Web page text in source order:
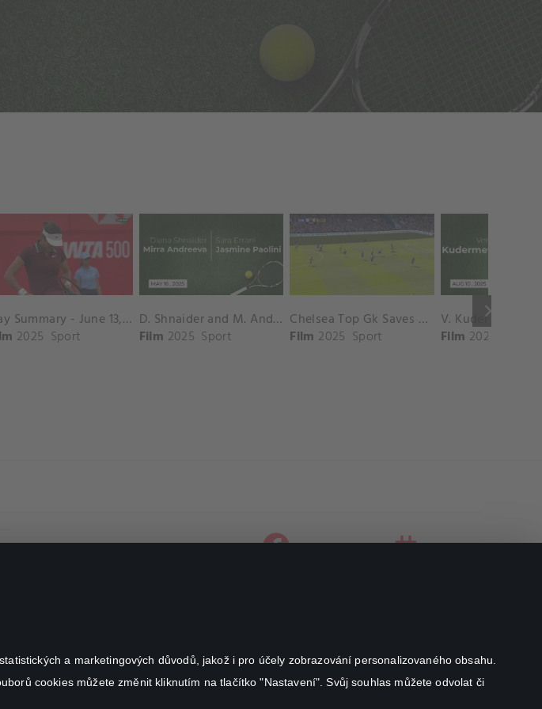
a marketingových důvodů, jakož i pro účely zobrazování personalizovaného obsahu.
cookies můžete změnit kliknutím na tlačítko "Nastavení". Svůj souhlas můžete odvolat či
keyboard_arrow_right
Day Summary - June 13, 2025
2025 Sport
D. Shnaider and M. Andreeva vs. S. Errani and J. Paolini Match Highlights - ROME_Campo Centrale ( May 16, 2025)
Film 2025 Sport
Chelsea Top Gk Saves vs. Crystal Palace
Film 2025 Sport Film 2025
facebookinstagram
Canal+ Luxembourg S. à r.l. se sídlem Rue Albert Borschette 4,